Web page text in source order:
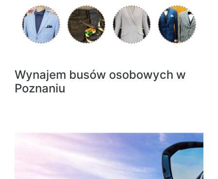
Wynajem busów osobowych w
Poznaniu